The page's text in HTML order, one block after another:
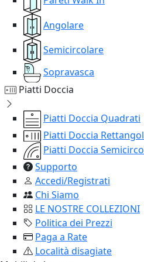
Angolare
Semicircolare
Sopravasca
Piatti Doccia
Piatti Doccia Quadrati
Piatti Doccia
Piatti Doccia
Supporto
Accedi/Registrati
Chi Siamo
LE NOSTRE COLLEZIONI
Politica dei Prezzi
Paga a Rate
Località disagiate